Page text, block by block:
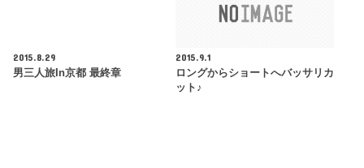
2015.8.29
男三人旅in京都 最終章
2015.9.1
ロングからショートへバッサリカ
ット♪